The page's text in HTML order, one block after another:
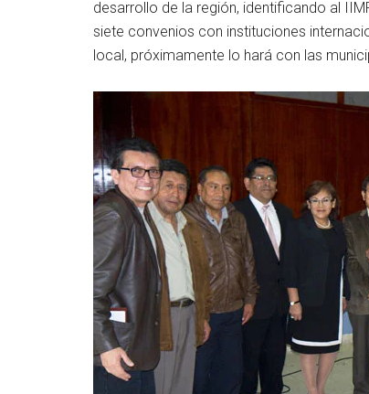
desarrollo de la región, identificando al
siete convenios con instituciones
local, próximamente lo hará con las